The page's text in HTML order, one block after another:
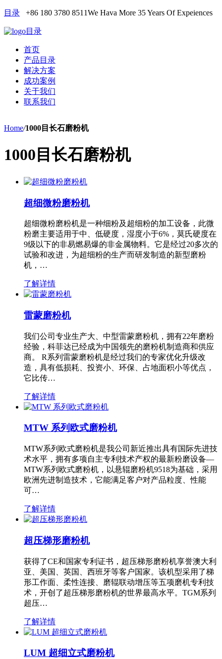
目录 +86 180 3780 8511We Hava More 35 Years Of Expeiences
目录
首页
产品目录
解决方案
成功案例
关于我们
联系我们
Home/1000目长石磨粉机
1000目长石磨粉机
超细微粉磨粉机
超细微粉磨粉机是一种细粉及超细粉的加工设备，此微
粉磨主要适用于中、低硬度，湿度小于6%，莫氏硬度在
9级以下的非易燃易爆的非金属物料。它是经过20多次的
试验和改进，为超细粉的生产而研发制造的新型磨粉
机，…
了解详情
雷蒙磨粉机
我们公司专业生产大、中型雷蒙磨粉机，拥有22年磨粉
经验，科菲达已经成为中国领先的磨粉机制造商和供应
商。 R系列雷蒙磨粉机是经过我们的专家优化升级改
造，具有低损耗、投资小、环保、占地面积小等优点，
它比传…
了解详情
MTW 系列欧式磨粉机
MTW系列欧式磨粉机是我公司新近推出具有国际先进技
术水平，拥有多项自主专利技术产权的最新粉磨设备—
MTW系列欧式磨粉机，以悬辊磨粉机9518为基础，采用
欧洲先进制造技术，它能满足客户对产品粒度、性能
可…
了解详情
超压梯形磨粉机
获得了CE和国家专利证书，超压梯形磨粉机享誉澳大利
亚、美国、英国、西班牙等客户国家。该机型采用了梯
形工作面、柔性连接、磨辊联动增压等五项磨机专利技
术，开创了超压梯形磨粉机的世界最高水平。TGM系列
超压…
了解详情
LUM 超细立式磨粉机